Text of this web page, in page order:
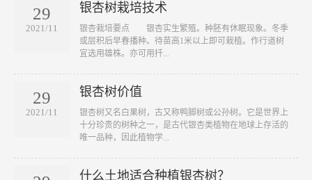
29
2021/11
银杏树栽培技术
​银杏栽培要点 银杏实生繁殖。种胚有休眠现象。冬季
或层积后早春播种。待苗高1米以上即可栽植。作行道树
宜选用雄株。亦可用扦...
29
2021/11
银杏树价值
​银杏树又名白果树，古又称鸭脚树或公孙树。它是世界上
十分珍贵的树种之一，是古代银杏类植物在地球上存活的
唯一品种，因此植物学...
什么土地适合种植银杏树？